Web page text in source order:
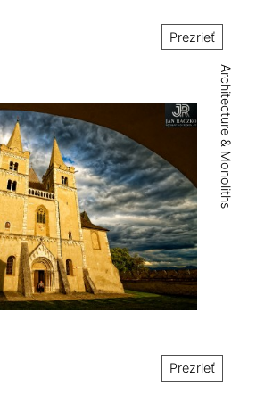
Prezrieť
Architecture & Monoliths
Prezrieť